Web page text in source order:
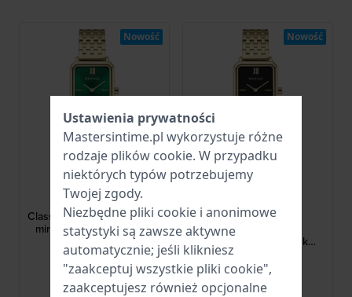
Bering
17423-738
Classic 23 mm Prostokątny,
minimalistyczny zegarek
damski
777,00 zł
● Dostępny
Nowość
Bering
Classic 23 mm
Minimalistyczny
prostokątny zegarek
777,00 zł
● Dostępny
Nowość
Ustawienia prywatności
Mastersintime.pl wykorzystuje różne
rodzaje plików cookie. W przypadku
niektórych typów potrzebujemy
Twojej zgody.
Niezbędne pliki cookie i anonimowe
statystyki są zawsze aktywne
automatycznie; jeśli klikniesz
"zaakceptuj wszystkie pliki cookie",
zaakceptujesz również opcjonalne